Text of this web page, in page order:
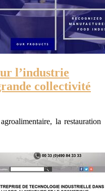
l’industrie
col­lecti­vité
la restauration